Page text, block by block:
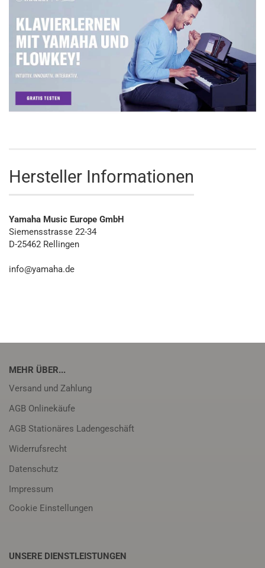
Hersteller Informationen
Yamaha Music Europe GmbH
Siemensstrasse 22-34
D-25462 Rellingen
info@yamaha.de
MEHR ÜBER...
Versand und Zahlung
AGB Onlinekäufe
AGB Stationäres Ladengeschäft
Widerrufsrecht
Datenschutz
Impressum
Cookie Einstellungen
UNSERE DIENSTLEISTUNGEN